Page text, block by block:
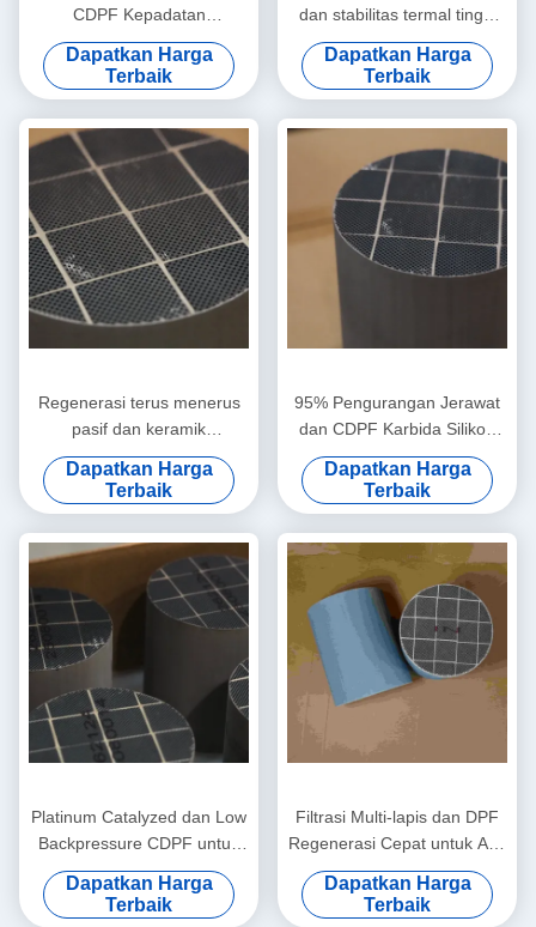
CDPF Kepadatan
143,8*177,8mm untuk Van
Komersial Tugas Ringan
Dapatkan Harga
Terbaik
dan stabilitas termal tinggi
untuk mesin diesel laut
Dapatkan Harga
Terbaik
Regenerasi terus menerus
pasif dan keramik
honeycomb CDPF 300cpsi
untuk pengendalian asap
hitam
Dapatkan Harga
Terbaik
95% Pengurangan Jerawat
dan CDPF Karbida Silikon
untuk Mesin Konstruksi Non-
Jalan
Dapatkan Harga
Terbaik
Platinum Catalyzed dan Low
Backpressure CDPF untuk
Euro VI Heavy-Duty Trucks
Dapatkan Harga
Terbaik
Filtrasi Multi-lapis dan DPF
Regenerasi Cepat untuk Alat
Penambangan dan
Penggalian
Dapatkan Harga
Terbaik